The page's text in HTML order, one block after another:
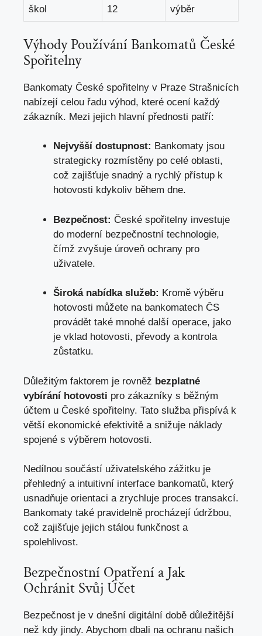
škol
12
⁣výběr
Výhody ⁣Používání Bankomatů České
Spořitelny
Bankomaty ​České spořitelny v Praze Strašnicích
nabízejí ‌celou řadu výhod, které ocení každý
zákazník. Mezi jejich hlavní přednosti ⁣patří:
Nejvyšší dostupnost: Bankomaty jsou
strategicky rozmístěny po celé ‍oblasti,
což zajišťuje snadný a rychlý přístup⁤ k
‍hotovosti kdykoliv během dne.
Bezpečnost: České spořitelny investuje⁢
do moderní bezpečnostní technologie,
čímž zvyšuje​ úroveň ochrany pro
uživatele.
Široká nabídka služeb: Kromě výběru
⁢hotovosti ‍můžete na​ bankomatech ČS
provádět také mnohé další operace, ⁤ jako
je vklad hotovosti, převody a kontrola
zůstatku.
Důležitým faktorem je rovněž bezplatné
vybírání hotovosti pro‌ zákazníky ⁤s běžným
účtem u České spořitelny. Tato služba přispívá k‍
větší ekonomické⁤ efektivitě a snižuje náklady⁢
spojené s výběrem hotovosti.
Nedílnou součástí uživatelského zážitku je
přehledný a ⁢intuitivní interface bankomatů, který
usnadňuje⁣ orientaci a zrychluje proces transakcí.
Bankomaty také pravidelně⁤ procházejí údržbou,
což zajišťuje jejich stálou funkčnost a
spolehlivost.
Bezpečnostní Opatření a‌ Jak
Ochránit Svůj​ Účet
Bezpečnost je v dnešní digitální době důležitější
‍než kdy jindy. Abychom dbali na ochranu‍ našich